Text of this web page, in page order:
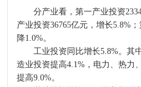
分产业看，第一产业投资2334
产业投资36765亿元，增长5.8%
降1.0%。
工业投资同比增长5.8%。其中
造业投资提高4.1%，电力、热力
提高9.0%。